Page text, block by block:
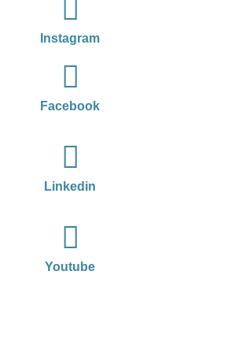
Instagram
Facebook
Linkedin
Youtube